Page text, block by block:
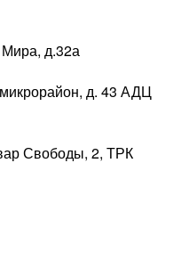
д.32а
д. 43 АДЦ
Свободы, 2, ТРК